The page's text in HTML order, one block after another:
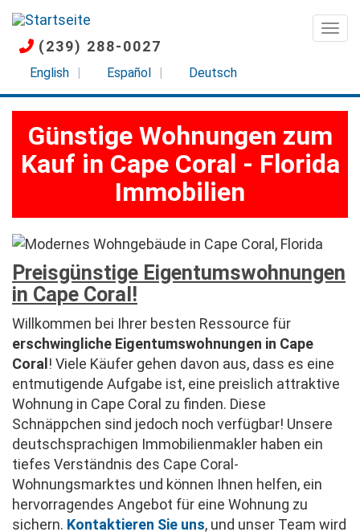
Direkt
zum
Inhalt (239) 288-0027
English Español Deutsch
Günstige Wohnungen zum
Kauf in Cape Coral - Florida
Immobilien
Preisgünstige Eigentumswohnungen
in Cape Coral!
Willkommen bei Ihrer besten Ressource für
erschwingliche Eigentumswohnungen in Cape
Coral ! Viele Käufer gehen davon aus, dass es eine
entmutigende Aufgabe ist, eine preislich attraktive
Wohnung in Cape Coral zu finden. Diese
Schnäppchen sind jedoch noch verfügbar! Unsere
deutschsprachigen Immobilienmakler haben ein
tiefes Verständnis des Cape Coral-
Wohnungsmarktes und können Ihnen helfen, ein
hervorragendes Angebot für eine Wohnung zu
sichern. Kontaktieren Sie uns, und unser Team wird